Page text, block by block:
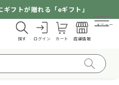
フトが贈れる「eギフト」
探す ログイン カート 店舗情報
メニュー